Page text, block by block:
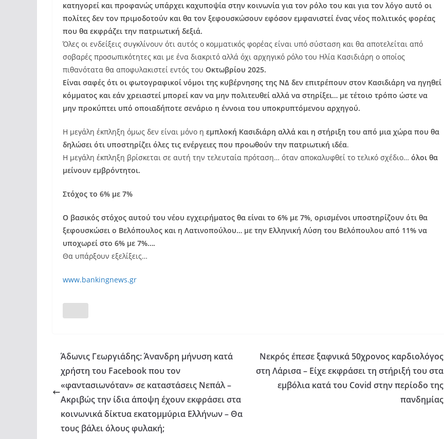
κατηγορεί και προφανώς υπάρχει καχυποψία στην κοινωνία για τον ρόλο του και για τον λόγο αυτό οι
πολίτες δεν τον πριμοδοτούν και θα τον ξεφουσκώσουν εφόσον εμφανιστεί ένας νέος πολιτικός φορέας
που θα εκφράζει την πατριωτική δεξιά.
Όλες οι ενδείξεις συγκλίνουν ότι αυτός ο κομματικός φορέας είναι υπό σύσταση και θα αποτελείται από
σοβαρές προσωπικότητες και με ένα διακριτό αλλά όχι αρχηγικό ρόλο του Ηλία Κασιδιάρη ο οποίος
πιθανότατα θα αποφυλακιστεί εντός του Οκτωβρίου 2025.
Είναι σαφές ότι οι φωτογραφικοί νόμοι της κυβέρνησης της ΝΔ δεν επιτρέπουν στον Κασιδιάρη να ηγηθεί
κόμματος και εάν χρειαστεί μπορεί καν να μην πολιτευθεί αλλά να στηρίξει… με τέτοιο τρόπο ώστε να
μην προκύπτει υπό οποιαδήποτε σενάριο η έννοια του υποκρυπτόμενου αρχηγού.
Η μεγάλη έκπληξη όμως δεν είναι μόνο η εμπλοκή Κασιδιάρη αλλά και η στήριξη του από μια χώρα που θα
δηλώσει ότι υποστηρίζει όλες τις ενέργειες που προωθούν την πατριωτική ιδέα.
Η μεγάλη έκπληξη βρίσκεται σε αυτή την τελευταία πρόταση… όταν αποκαλυφθεί το τελικό σχέδιο… όλοι θα
μείνουν εμβρόντητοι.
Στόχος το 6% με 7%
Ο βασικός στόχος αυτού του νέου εγχειρήματος θα είναι το 6% με 7%, ορισμένοι υποστηρίζουν ότι θα
ξεφουσκώσει ο Βελόπουλος και η Λατινοπούλου… με την Ελληνική Λύση του Βελόπουλου από 11% να
υποχωρεί στο 6% με 7%….
Θα υπάρξουν εξελίξεις…
www.bankingnews.gr
Άδωνις Γεωργιάδης: Άνανδρη μήνυση κατά
χρήστη του Facebook που τον
«φαντασιωνόταν» σε καταστάσεις Νεπάλ –
Ακριβώς την ίδια άποψη έχουν εκφράσει στα
κοινωνικά δίκτυα εκατομμύρια Ελλήνων – Θα
τους βάλει όλους φυλακή;
Νεκρός έπεσε ξαφνικά 50χρονος καρδιολόγος
στη Λάρισα – Είχε εκφράσει τη στήριξή του στα
εμβόλια κατά του Covid στην περίοδο της
πανδημίας